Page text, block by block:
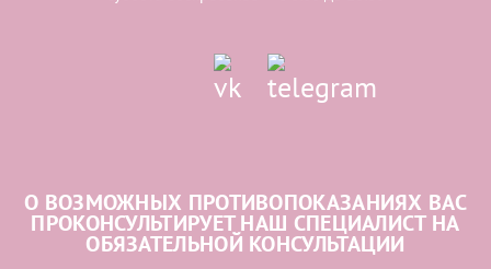
О ВОЗМОЖНЫХ ПРОТИВОПОКАЗАНИЯХ ВАС
ПРОКОНСУЛЬТИРУЕТ НАШ СПЕЦИАЛИСТ НА
ОБЯЗАТЕЛЬНОЙ КОНСУЛЬТАЦИИ